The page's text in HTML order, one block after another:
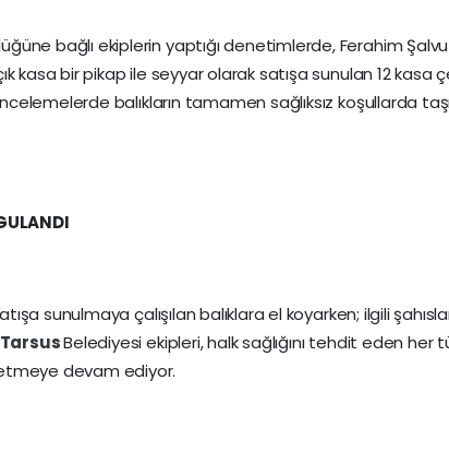
bağlı ekiplerin yaptığı denetimlerde, Ferahim
kasa bir pikap ile seyyar olarak satışa sunulan 12 kasa
balıkların tamamen sağlıksız koşullarda
sunulmaya çalışılan balıklara el koyarken; ilgili
TarsusBelediyesi ekipleri, halk sağlığını tehdit eden her
devam ediyor.